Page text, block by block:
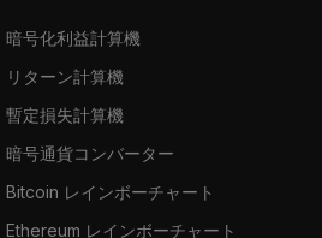
暗号化利益計算機
リターン計算機
暫定損失計算機
暗号通貨コンバーター
Bitcoin レインボーチャート
Ethereum レインボーチャート